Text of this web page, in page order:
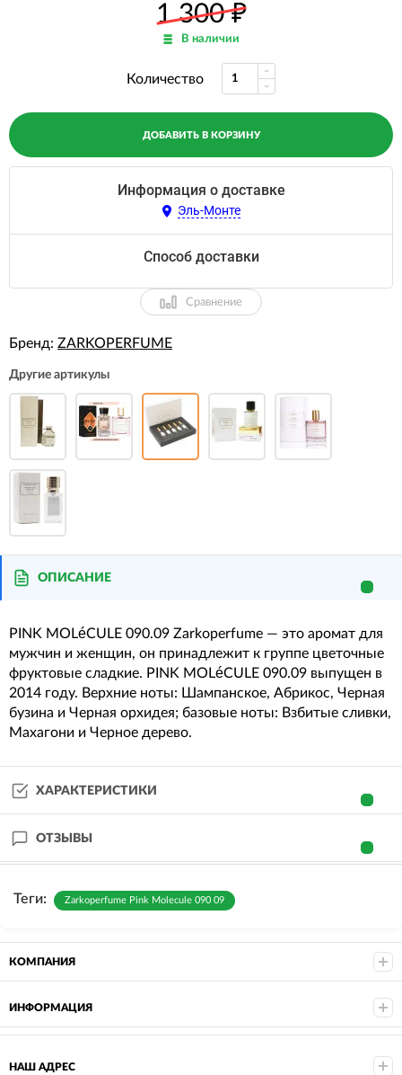
1 300₽
В наличии
Количество
ДОБАВИТЬ В КОРЗИНУ
Информация о доставке
Эль-Монте
Способ доставки
Сравнение
Бренд: ZARKOPERFUME
Другие артикулы
ОПИСАНИЕ
PINK MOLéCULE 090.09 Zarkoperfume — это аромат для
мужчин и женщин, он принадлежит к группе цветочные
фруктовые сладкие. PINK MOLéCULE 090.09 выпущен в
2014 году. Верхние ноты: Шампанское, Абрикос, Черная
бузина и Черная орхидея; базовые ноты: Взбитые сливки,
Махагони и Черное дерево.
ХАРАКТЕРИСТИКИ
ОТЗЫВЫ
Теги: Zarkoperfume Pink Molecule 090 09
КОМПАНИЯ
ИНФОРМАЦИЯ
НАШ АДРЕС